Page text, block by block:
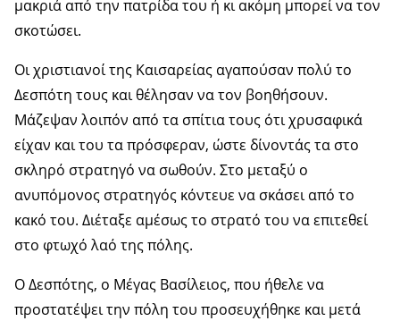
μακριά από την πατρίδα του ή κι ακόμη μπορεί να τον
σκοτώσει.
Οι χριστιανοί της Καισαρείας αγαπούσαν πολύ το
Δεσπότη τους και θέλησαν να τον βοηθήσουν.
Μάζεψαν λοιπόν από τα σπίτια τους ότι χρυσαφικά
είχαν και του τα πρόσφεραν, ώστε δίνοντάς τα στο
σκληρό στρατηγό να σωθούν. Στο μεταξύ ο
ανυπόμονος στρατηγός κόντευε να σκάσει από το
κακό του. Διέταξε αμέσως το στρατό του να επιτεθεί
στο φτωχό λαό της πόλης.
Ο Δεσπότης, ο Μέγας Βασίλειος, που ήθελε να
προστατέψει την πόλη του προσευχήθηκε και μετά